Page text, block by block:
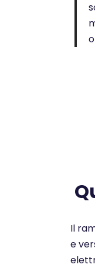
Il
e